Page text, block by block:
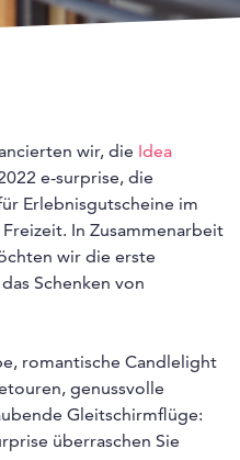
wir, die Idea
e-surprise, die
Erlebnisgutscheine im
In Zusammenarbeit
wir die erste
Schenken von
romantische Candlelight
genussvolle
Gleitschirmflüge:
überraschen Sie